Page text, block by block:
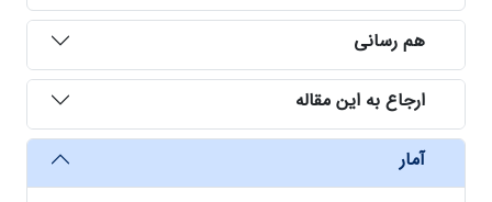
هم رسانی
ارجاع به این مقاله
آمار